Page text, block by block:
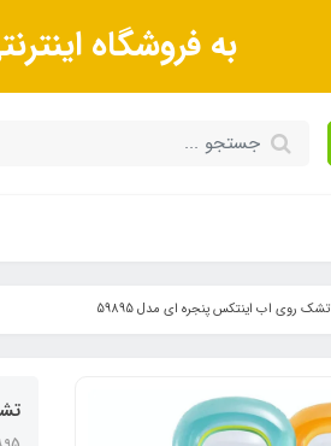
به فروشگاه
تشک روی اب اینتکس پنجره ای مدل 59895